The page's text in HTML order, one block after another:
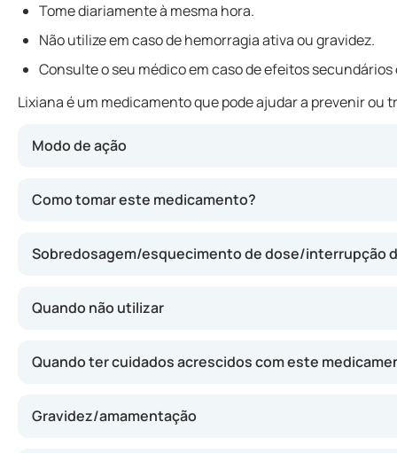
Tome diariamente à mesma hora.
Não utilize em caso de hemorragia ativa ou gravidez.
Consulte o seu médico em caso de efeitos
Lixiana é um medicamento que pode ajudar a prevenir
Modo de ação
Como tomar este medicamento?
Sobredosagem/esquecimento de dose/interrupção
Quando não utilizar
Quando ter cuidados acrescidos com este
Gravidez/amamentação